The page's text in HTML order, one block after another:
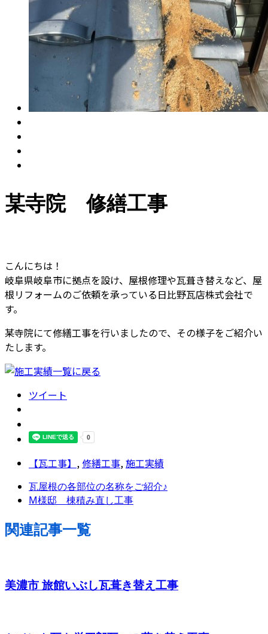
某寺院 修繕工事
こんにちは！
岐阜県岐阜市に拠点を設け、屋根修理や瓦葺き替えなど、屋
根リフォームのご依頼を承っている日比野瓦店株式会社で
す。
某寺院にて修繕工事を行いましたので、その様子をご紹介い
たします。
ツイート
【瓦工事】 ,修繕工事,施工実績
瓦屋根の各部位の名称をご紹介♪
M様邸 棟積み直し工事
関連記事一覧
美濃市 旅館いぶし瓦葺き替え工事